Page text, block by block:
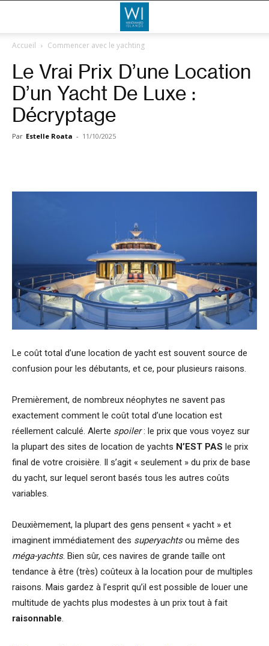
Yachts
Accueil Commencer avec le yachting
Le Vrai Prix D’une Location
D’un Yacht De Luxe :
Décryptage
Par Estelle Roata - 11/10/2025
Le coût total d’une location de yacht est souvent source de
confusion pour les débutants, et ce, pour plusieurs raisons.
Premièrement, de nombreux néophytes ne savent pas
exactement comment le coût total d’une location est
réellement calculé. Alerte spoiler: le prix que vous voyez sur
la plupart des sites de location de yachts N’EST PAS le prix
final de votre croisière. Il s’agit « seulement » du prix de base
du yacht, sur lequel seront basés tous les autres coûts
variables.
Deuxièmement, la plupart des gens pensent « yacht » et
imaginent immédiatement des superyachtsou même des
méga-yachts. Bien sûr, ces navires de grande taille ont
tendance à être (très) coûteux à la location pour de multiples
raisons. Mais gardez à l’esprit qu’il est possible de louer une
multitude de yachts plus modestes à un prix tout à fait
raisonnable.